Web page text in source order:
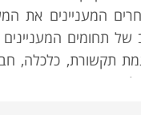
המעניינים את
תחומים
תקשורת, כלכלה,
מקצוע הכרוך